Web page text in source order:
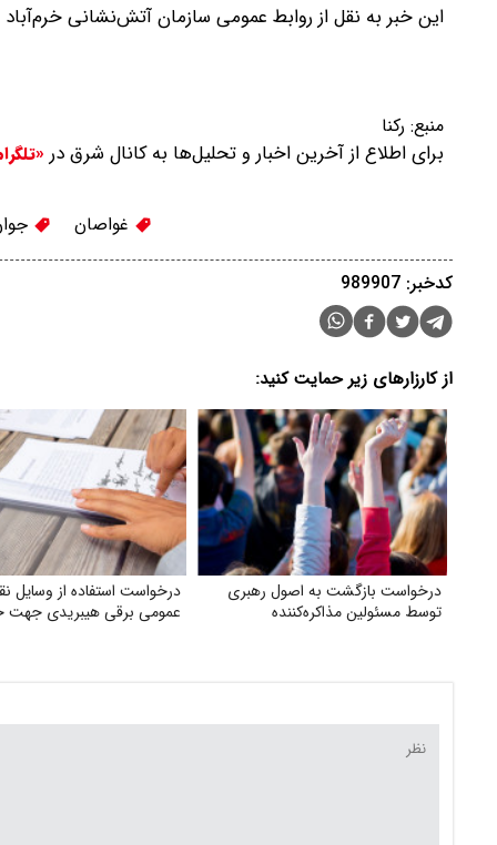
این خبر به نقل از روابط عمومی سازمان آتش‌نشانی
منبع: رکنا
برای اطلاع از آخرین اخبار و تحلیل‌ها به کانال شرق در
غواصان
کدخبر: 989907
از کارزارهای زیر حمایت کنید:
درخواست بازگشت به اصول رهبری
توسط مسئولین مذاکره‌کننده
درخواست استفاده از وسایل
عمومی برقی هیبریدی جهت